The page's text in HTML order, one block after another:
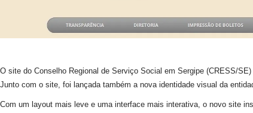
O site do Conselho Regional de Serviço Social em Sergipe (CRESS/
Junto com o site, foi lançada também a nova identidade visual da
Com um layout mais leve e uma interface mais interativa, o novo site